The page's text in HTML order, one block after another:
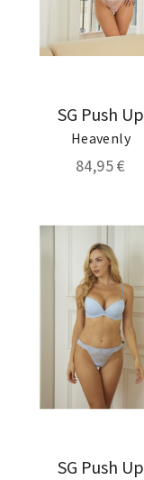
SG Push Up
Heavenly
84,95 €
SG Push Up